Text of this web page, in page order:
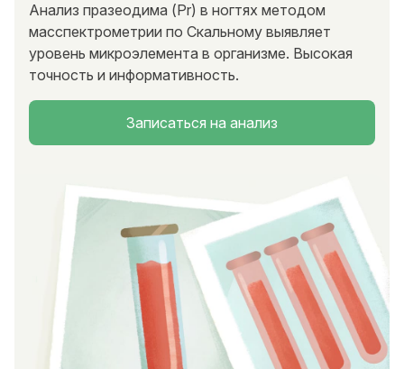
Анализ празеодима (Pr) в ногтях методом
масспектрометрии по Скальному выявляет
уровень микроэлемента в организме. Высокая
точность и информативность.
Записаться на анализ